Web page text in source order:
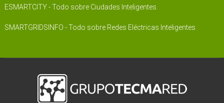
ESMARTCITY - Todo sobre Ciudades Inteligentes
SMARTGRIDSINFO - Todo sobre Redes Eléctricas Inteligentes